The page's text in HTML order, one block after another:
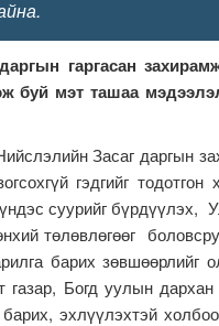
гаргасан
буй мэт ташаа
Засаг даргын
гэдгийг
суурийг бүрдүүлэх,
төлөвлөгөөг
барих зөвшөөрлийг
газар, Богд уулын
эхлүүлэхтэй